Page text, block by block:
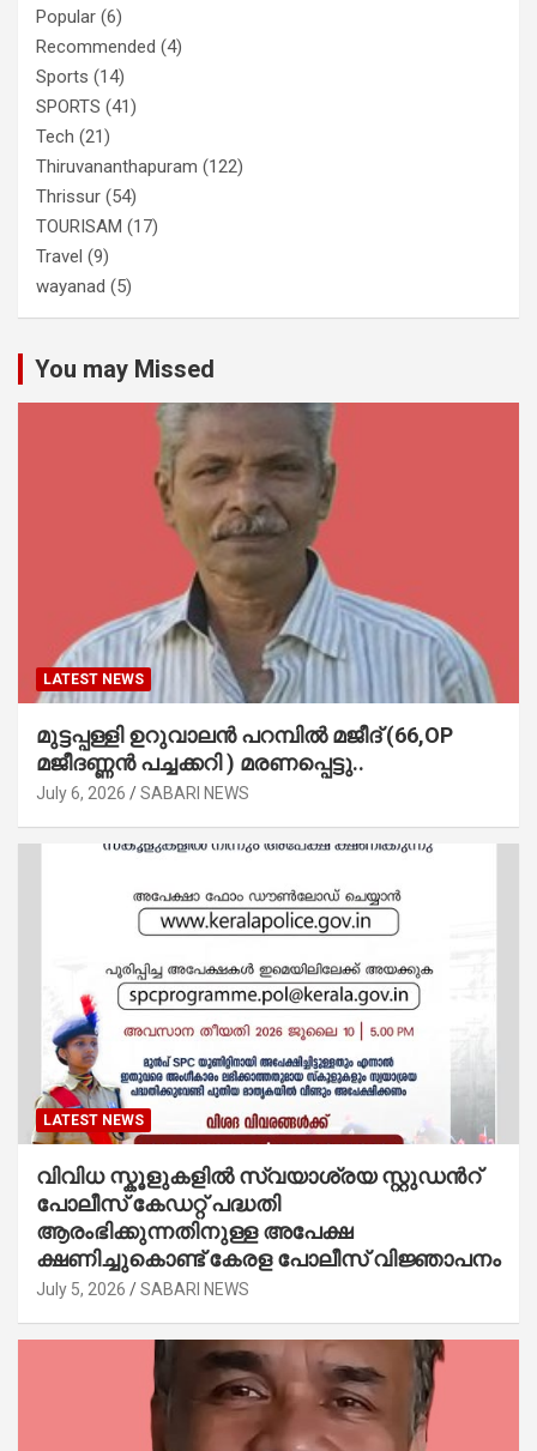
Popular (6)
Recommended (4)
Sports (14)
SPORTS (41)
Tech (21)
Thiruvananthapuram (122)
Thrissur (54)
TOURISAM (17)
Travel (9)
wayanad (5)
You may Missed
LATEST NEWS
മുട്ടപ്പള്ളി ഉറുവാലൻ പറമ്പിൽ മജീദ് (66,OP
മജീദണ്ണൻ പച്ചക്കറി ) മരണപ്പെട്ടു..
July 6, 2026 SABARI NEWS
LATEST NEWS
വിവിധ സ്കൂളുകളില്‍ സ്വയാശ്രയ സ്റ്റുഡന്‍റ്
പോലീസ് കേഡറ്റ് പദ്ധതി
ആരംഭിക്കുന്നതിനുള്ള അപേക്ഷ
ക്ഷണിച്ചുകൊണ്ട് കേരള പോലീസ് വിജ്ഞാപനം
July 5, 2026 SABARI NEWS